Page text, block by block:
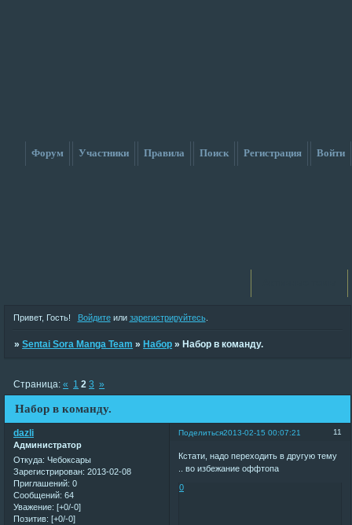
Форум Участники Правила Поиск Регистрация Войти
Привет, Гость! Войдитеили зарегистрируйтесь.
»Sentai Sora Manga Team »Набор »Набор в команду.
Набор в команду.
Страница:« 1 2 3 »
Поделиться 11
2013-02-15 00:07:21
dazli
Администратор
Откуда: Чебоксары
Зарегистрирован: 2013-02-08
Приглашений: 0
Сообщений: 64
Уважение: [+0/-0]
Позитив: [+0/-0]
Кстати, надо переходить в другую тему
.. во избежание оффтопа
0